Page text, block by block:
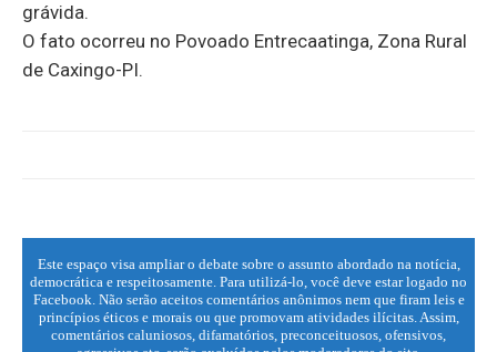
grávida.
O fato ocorreu no Povoado Entrecaatinga, Zona Rural
de Caxingo-PI.
Este espaço visa ampliar o debate sobre o assunto abordado na notícia,
democrática e respeitosamente. Para utilizá-lo, você deve estar logado no
Facebook. Não serão aceitos comentários anônimos nem que firam leis e
princípios éticos e morais ou que promovam atividades ilícitas. Assim,
comentários caluniosos, difamatórios, preconceituosos, ofensivos,